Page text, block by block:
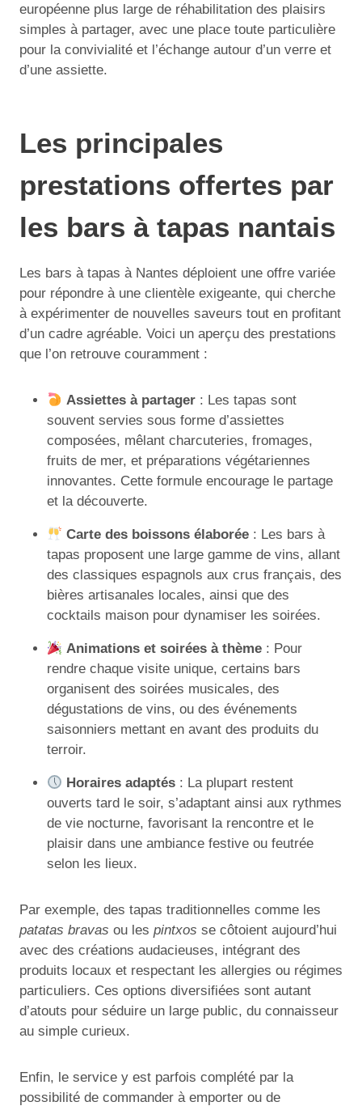
européenne plus large de réhabilitation des plaisirs
simples à partager, avec une place toute particulière
pour la convivialité et l’échange autour d’un verre et
d’une assiette.
Les principales
prestations offertes par
les bars à tapas nantais
Les bars à tapas à Nantes déploient une offre variée
pour répondre à une clientèle exigeante, qui cherche
à expérimenter de nouvelles saveurs tout en profitant
d’un cadre agréable. Voici un aperçu des prestations
que l’on retrouve couramment :
Assiettes à partager : Les tapas sont
souvent servies sous forme d’assiettes
composées, mêlant charcuteries, fromages,
fruits de mer, et préparations végétariennes
innovantes. Cette formule encourage le partage
et la découverte.
Carte des boissons élaborée : Les bars à
tapas proposent une large gamme de vins, allant
des classiques espagnols aux crus français, des
bières artisanales locales, ainsi que des
cocktails maison pour dynamiser les soirées.
Animations et soirées à thème : Pour
rendre chaque visite unique, certains bars
organisent des soirées musicales, des
dégustations de vins, ou des événements
saisonniers mettant en avant des produits du
terroir.
Horaires adaptés : La plupart restent
ouverts tard le soir, s’adaptant ainsi aux rythmes
de vie nocturne, favorisant la rencontre et le
plaisir dans une ambiance festive ou feutrée
selon les lieux.
Par exemple, des tapas traditionnelles comme les
patatas bravas ou les pintxos se côtoient aujourd’hui
avec des créations audacieuses, intégrant des
produits locaux et respectant les allergies ou régimes
particuliers. Ces options diversifiées sont autant
d’atouts pour séduire un large public, du connaisseur
au simple curieux.
Enfin, le service y est parfois complété par la
possibilité de commander à emporter ou de